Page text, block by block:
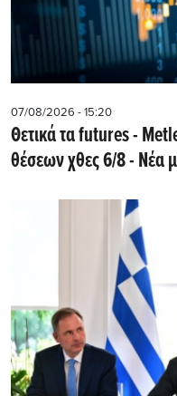
07/08/2026 - 15:20
Θετικά τα futures -
θέσεων χθες 6/8 - Νέα